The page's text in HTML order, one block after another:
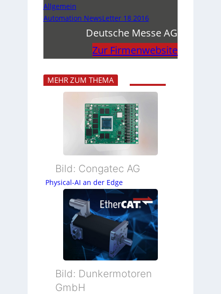
Allgemein
Automation NewsLetter 18 2016
Deutsche Messe AG
Zur Firmenwebsite
MEHR ZUM THEMA
Bild: Congatec AG
Physical-AI an der Edge
Bild: Dunkermotoren
GmbH